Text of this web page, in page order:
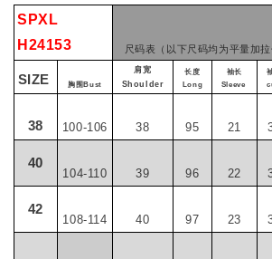
SPXL
H24153
尺码表（以下尺码均为平
SIZE 胸围Bust
肩宽
Shoulder
长度
Long
袖长
Sleeve
38 100-106 38 95 21
40
104-110 39 96 22
42
108-114 40 97 23